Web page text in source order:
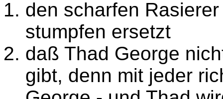
den scharfen
stumpfen ersetzt
daß Thad George
gibt, denn mit jeder